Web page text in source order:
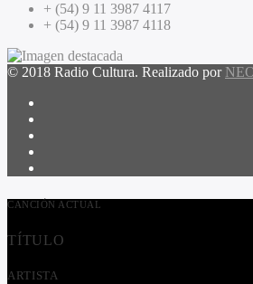
+ (54) 9 11 3987 4117
+ (54) 9 11 3987 4118
© 2018 Radio Cultura. Realizado por
CANCIÓN ACTUAL
TÍTULO
ARTISTA